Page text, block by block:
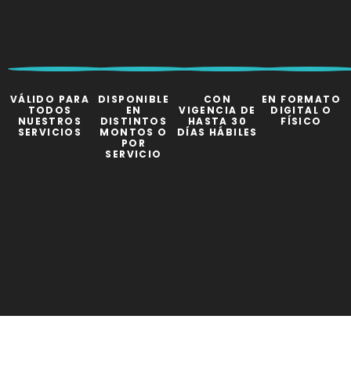
VÁLIDO PARA
TODOS
NUESTROS
SERVICIOS
DISPONIBLE
EN
DISTINTOS
MONTOS O
POR
SERVICIO
CON
VIGENCIA DE
HASTA 30
DÍAS HÁBILES
EN FORMATO
DIGITAL O
FÍSICO